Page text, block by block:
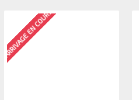
ARRIVAGE EN COURS